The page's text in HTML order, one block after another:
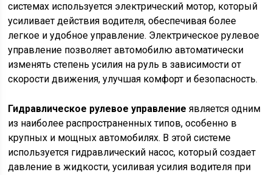
системах используется электрический мотор, который
усиливает действия водителя, обеспечивая более
легкое и удобное управление. Электрическое рулевое
управление позволяет автомобилю автоматически
изменять степень усилия на руль в зависимости от
скорости движения, улучшая комфорт и безопасность.
Гидравлическое рулевое управление является одним
из наиболее распространенных типов, особенно в
крупных и мощных автомобилях. В этой системе
используется гидравлический насос, который создает
давление в жидкости, усиливая усилия водителя при